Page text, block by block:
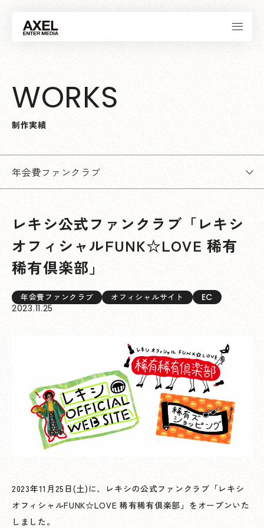
WORKS
制作実績
年会費ファンクラブ
レキシ公式ファンクラブ「レキシ
オフィシャルFUNK☆LOVE 稀有
稀有倶楽部」
年会費ファンクラブ オフィシャルサイト
EC
2023.11.25
2023年11月25日(土)に、レキシの公式ファンクラブ「レキシ
オフィシャルFUNK☆LOVE 稀有稀有倶楽部」をオープンいた
しました。